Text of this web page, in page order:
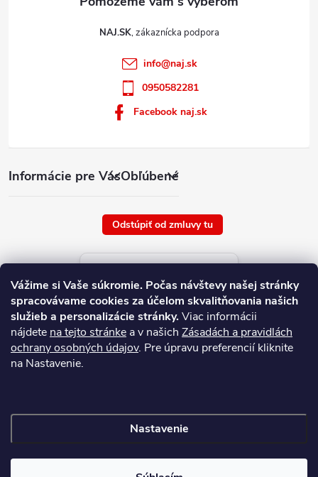
Vážime si Vaše súkromie. Počas návštevy našej stránky
spracovávame cookies za účelom skvalitňovania našich
služieb a personalizácie stránky.Viac informácii
nájdete na tejto stránke a v našich Zásadách a pravidlách
ochrany osobných údajov. Pre úpravu preferencií kliknite
na Nastavenie.
Nastavenie
Informácie pre VásObľúbené
NAJ.SK
info@naj.sk
0950582281
Facebook naj.sk
Odstúpiť od zmluvy tu
Aktuálne ceny tovaru
platné od : 7/8/2026
Copyright 2026NAJ.SK. Všetky práva vyhradené.